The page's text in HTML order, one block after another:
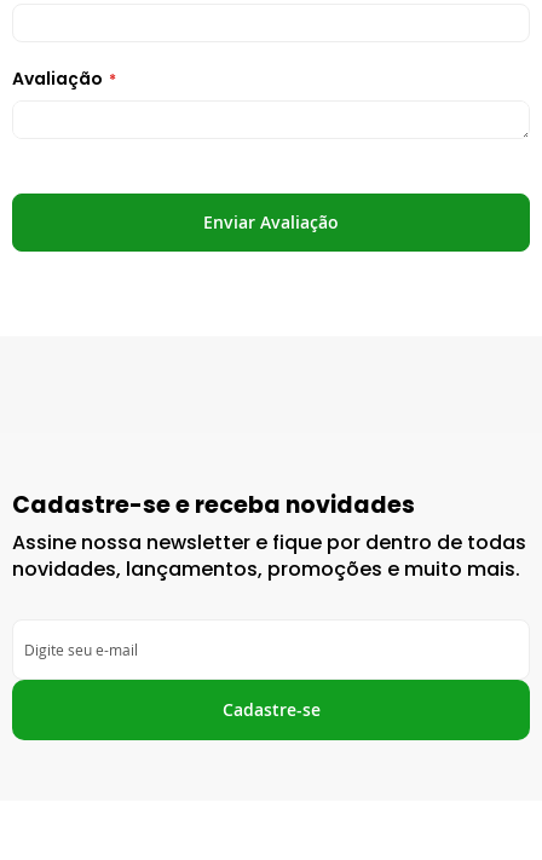
Avaliação
Enviar Avaliação
Cadastre-se e receba novidades
Assine nossa newsletter e fique por dentro de todas
novidades, lançamentos, promoções e muito mais.
se
na
Newsletter:
Cadastre-se